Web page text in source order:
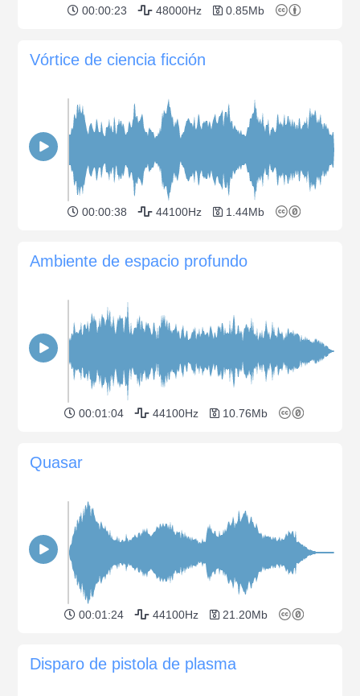
00:00:23 48000Hz 0.85Mb
Vórtice de ciencia ficción
00:00:38 44100Hz 1.44Mb
Ambiente de espacio profundo
00:01:04 44100Hz 10.76Mb
Quasar
00:01:24 44100Hz 21.20Mb
Disparo de pistola de plasma